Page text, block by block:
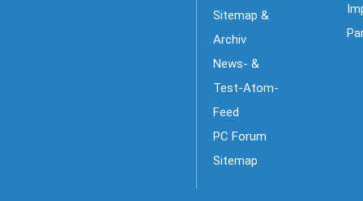
Sitemap &
Archiv
News- &
Test-Atom-
Feed
PC Forum
Sitemap